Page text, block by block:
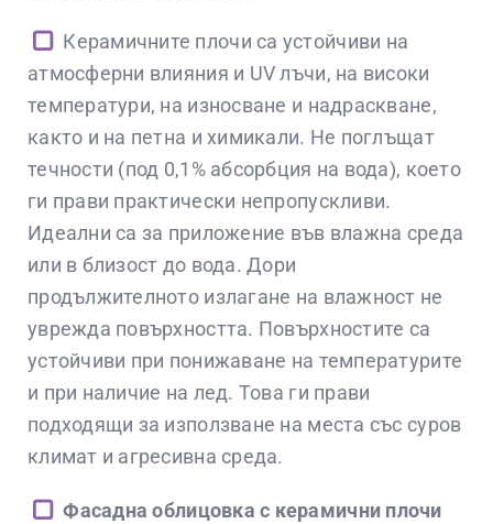
Керамичните плочи са устойчиви на
атмосферни влияния и UV лъчи, на високи
температури, на износване и надраскване,
както и на петна и химикали. Не поглъщат
течности (под 0,1% абсорбция на вода), което
ги прави практически непропускливи.
Идеални са за приложение във влажна среда
или в близост до вода. Дори
продължителното излагане на влажност не
уврежда повърхността. Повърхностите са
устойчиви при понижаване на температурите
и при наличие на лед. Това ги прави
подходящи за използване на места със суров
климат и агресивна среда.
Фасадна облицовка с керамични плочи